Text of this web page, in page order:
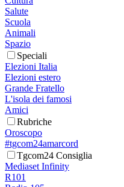
Salute
Scuola
Animali
Spazio
Speciali
Elezioni Italia
Elezioni estero
Grande Fratello
L'isola dei famosi
Amici
Rubriche
Oroscopo
#tgcom24amarcord
Tgcom24 Consiglia
Mediaset Infinity
R101